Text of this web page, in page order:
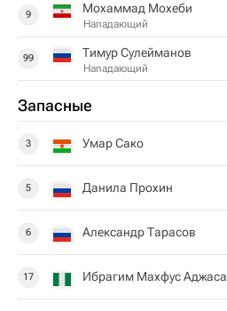
9 Мохаммад Мохеби
Нападающий
99 Тимур Сулейманов
Нападающий
Запасные
3 Умар Сако
5 Данила Прохин
6 Александр Тарасов
17 Ибрагим Махфус Аджаса